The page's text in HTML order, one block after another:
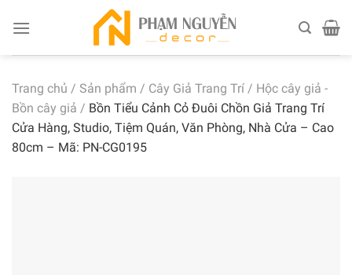
Trang chủ / Sản phẩm / Cây Giả Trang Trí / Hộc cây giả -
Bồn cây giả / Bồn Tiểu Cảnh Cỏ Đuôi Chồn Giả Trang Trí
Cửa Hàng, Studio, Tiệm Quán, Văn Phòng, Nhà Cửa – Cao
80cm – Mã: PN-CG0195